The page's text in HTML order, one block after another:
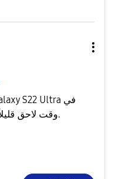
وقت لاحق قليلاً، على الأرجح في مايو أو يونيو 2026.